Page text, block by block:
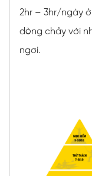
2hr – 3hr/ngày
dòng chảy với
ngơi.